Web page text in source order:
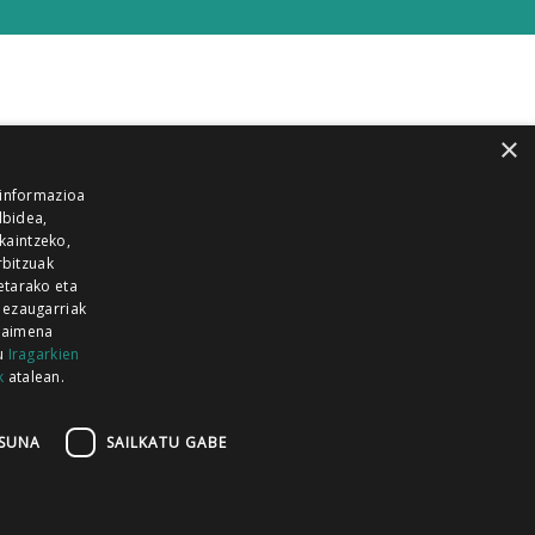
GUKA
GUKA
ZUMAIA GUKA
×
eta
Iragarkien
atalean.
SAILKATU GABE